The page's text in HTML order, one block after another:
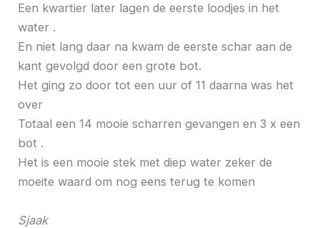
Een kwartier later lagen de eerste loodjes in het
water .
En niet lang daar na kwam de eerste schar aan de
kant gevolgd door een grote bot.
Het ging zo door tot een uur of 11 daarna was het
over
Totaal een 14 mooie scharren gevangen en 3 x een
bot .
Het is een mooie stek met diep water zeker de
moeite waard om nog eens terug te komen
Sjaak